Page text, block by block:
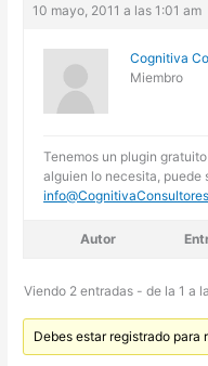
10 mayo, 2011 a las 1:01 am
Cognitiva
Miembro
Tenemos un plugin
alguien lo necesita, puede
Autor
Viendo 2 entradas - de la 1 a
Debes estar registrado para